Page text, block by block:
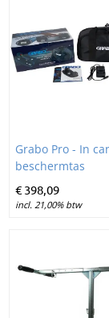
Image Grabo Pro
Grabo Pro - In
beschermtas
€ 398,09
incl. 21,00% btw